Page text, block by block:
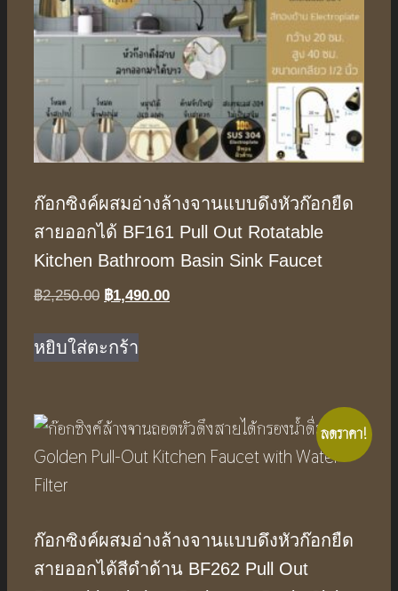
ก๊อกซิงค์ผสมอ่างล้างจานแบบดึงหัวก๊อกยืด
สายออกได้ BF161 Pull Out Rotatable
Kitchen Bathroom Basin Sink Faucet
฿2,250.00 Original
was:
฿2,250.00.
฿1,490.00Current
หยิบใส่ตะกร้า
ลดราคา!
ก๊อกซิงค์ผสมอ่างล้างจานแบบดึงหัวก๊อกยืด
สายออกได้สีดำด้าน BF262 Pull Out